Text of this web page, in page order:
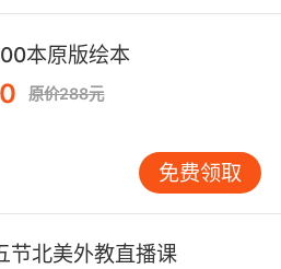
可能带有轻微的“菲律宾口
非菲律宾的唯一语言，部分
地语言的影响。然而，这
教的发音不标准或难以理
宾外教经过专业训练，发
日常交流和教学需求。对
非标准”发音反而可能成为
促进他们更好地适应不同
本原版绘本
原价288元
免费领取
节北美外教直播课